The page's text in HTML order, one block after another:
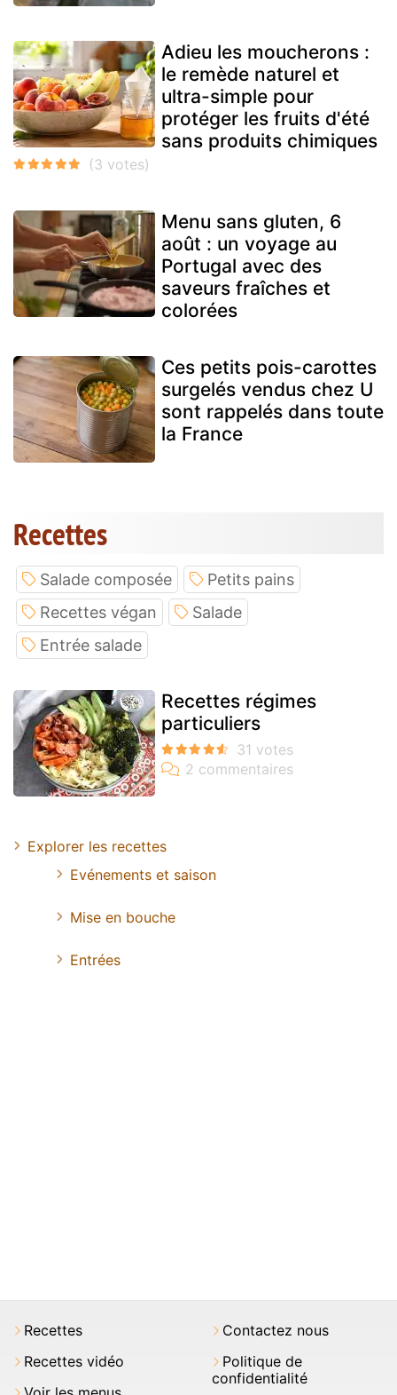
Adieu les moucherons :
le remède naturel et
ultra-simple pour
protéger les fruits d'été
sans produits chimiques
Menu sans gluten, 6
août : un voyage au
Portugal avec des
saveurs fraîches et
colorées
Ces petits pois-carottes
surgelés vendus chez U
sont rappelés dans toute
la France
Recettes
Salade composée
Petits pains
Recettes végan
Salade
Entrée salade
Recettes régimes
particuliers
Explorer les recettes
Evénements et saison
Mise en bouche
Entrées
Recettes
Recettes vidéo
Contactez nous
Politique de
confidentialité